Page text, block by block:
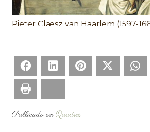
Pieter Claesz van Haarlem (1597-
Facebook LinkedIn Pinterest Twitter
Publicado emQuadros